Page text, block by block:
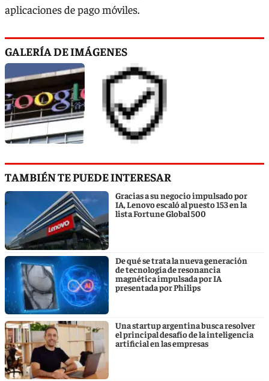
aplicaciones de pago móviles.
GALERÍA DE IMÁGENES
TAMBIÉN TE PUEDE INTERESAR
Gracias a su negocio impulsado por
IA, Lenovo escaló al puesto 153 en la
lista Fortune Global 500
De qué se trata la nueva generación
de tecnología de resonancia
magnética impulsada por IA
presentada por Philips
Una startup argentina busca resolver
el principal desafío de la inteligencia
artificial en las empresas